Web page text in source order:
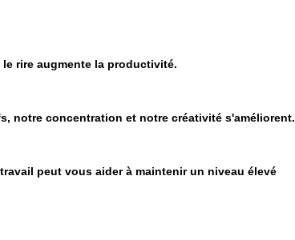
rire augmente la productivité.
notre concentration et notre créativité s'améliorent.
peut vous aider à maintenir un niveau élevé